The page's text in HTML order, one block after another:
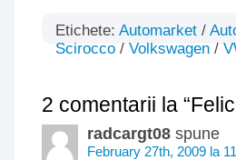
Etichete: Automarket /
Scirocco / Volkswagen /
2 comentarii la
radcargt08 spune
February 27th, 2009 la